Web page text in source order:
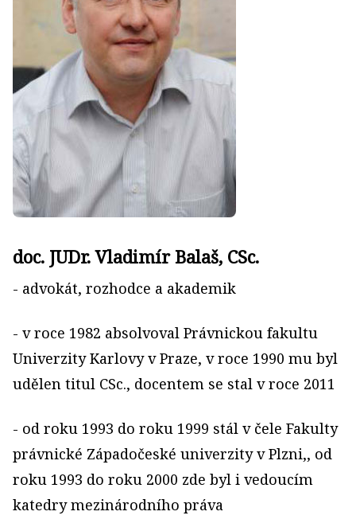
doc. JUDr. Vladimír Balaš, CSc.
- advokát, rozhodce a akademik
- v roce 1982 absolvoval Právnickou fakultu
Univerzity Karlovy v Praze, v roce 1990 mu byl
udělen titul CSc., docentem se stal v roce 2011
- od roku 1993 do roku 1999 stál v čele Fakulty
právnické Západočeské univerzity v Plzni,, od
roku 1993 do roku 2000 zde byl i vedoucím
katedry mezinárodního práva